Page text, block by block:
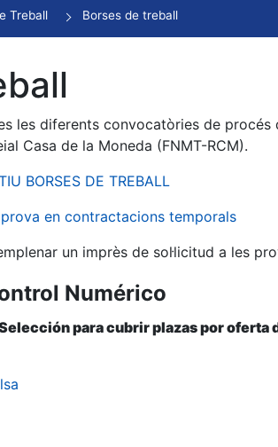
Treball Borses de treball
les diferents convocatòries de
Casa de la Moneda (FNMT-RCM).
BORSES DE TREBALL
en contractacions temporals
un imprès de sol·licitud a les
Numérico
para cubrir plazas por oferta